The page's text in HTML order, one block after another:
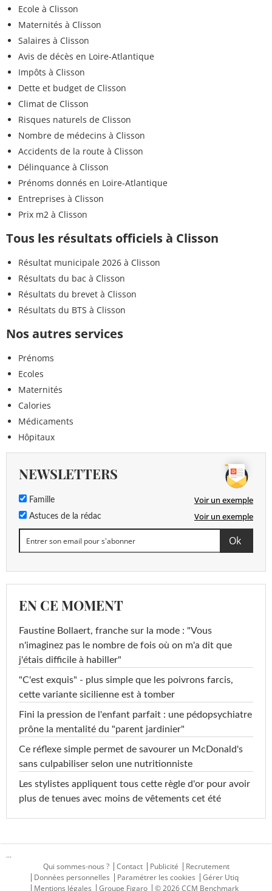
Ecole à Clisson
Maternités à Clisson
Salaires à Clisson
Avis de décès en Loire-Atlantique
Impôts à Clisson
Dette et budget de Clisson
Climat de Clisson
Risques naturels de Clisson
Nombre de médecins à Clisson
Accidents de la route à Clisson
Délinquance à Clisson
Prénoms donnés en Loire-Atlantique
Entreprises à Clisson
Prix m2 à Clisson
Tous les résultats officiels à Clisson
Résultat municipale 2026 à Clisson
Résultats du bac à Clisson
Résultats du brevet à Clisson
Résultats du BTS à Clisson
Nos autres services
Prénoms
Ecoles
Maternités
Calories
Médicaments
Hôpitaux
NEWSLETTERS
Famille Voir un exemple
Astuces de la rédac Voir un exemple
EN CE MOMENT
Faustine Bollaert, franche sur la mode : "Vous
n'imaginez pas le nombre de fois où on m'a dit que
j'étais difficile à habiller"
"C'est exquis" - plus simple que les poivrons farcis,
cette variante sicilienne est à tomber
Fini la pression de l'enfant parfait : une pédopsychiatre
prône la mentalité du "parent jardinier"
Ce réflexe simple permet de savourer un McDonald's
sans culpabiliser selon une nutritionniste
Les stylistes appliquent tous cette règle d'or pour avoir
plus de tenues avec moins de vêtements cet été
...
Qui sommes-nous ?
Contact Publicité
Recrutement
Données personnelles
Paramétrer les cookies
Gérer Utiq
Mentions légales
Groupe Figaro © 2026 CCM Benchmark